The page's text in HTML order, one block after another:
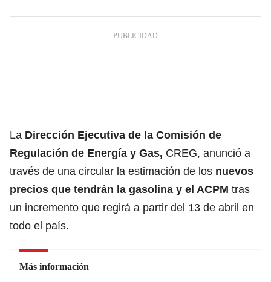
La Dirección Ejecutiva de la Comisión de
Regulación de Energía y Gas, CREG, anunció a
través de una circular la estimación de los nuevos
precios que tendrán la gasolina y el ACPM tras
un incremento que regirá a partir del 13 de abril en
todo el país.
Más información